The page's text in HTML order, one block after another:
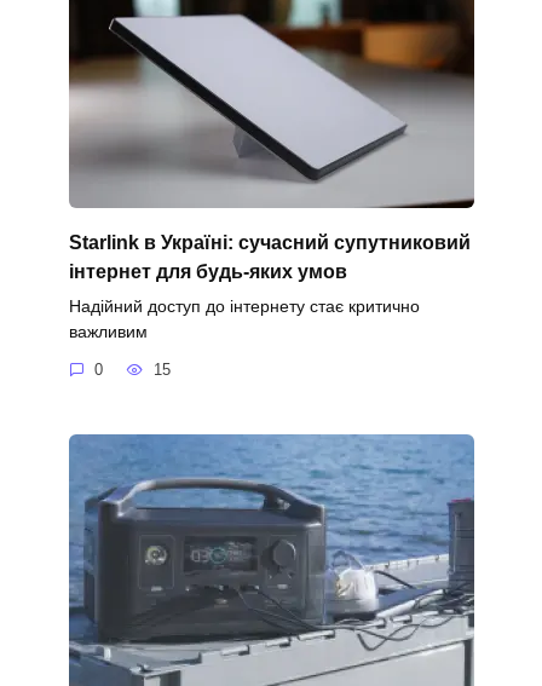
Starlink в Україні: сучасний супутниковий
інтернет для будь-яких умов
Надійний доступ до інтернету стає критично
важливим
0 15